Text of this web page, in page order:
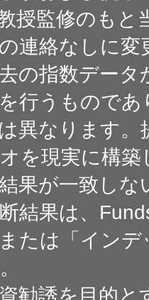
授監修のも
連絡なしに
の指数デー
行うもので
異なります
を現実に構
果が一致し
結果は、
たは「イン
勧誘を目的